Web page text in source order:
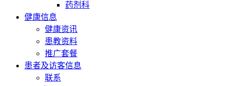
药剂科
健康信息
健康资讯
患教资料
推广套餐
患者及访客信息
联系